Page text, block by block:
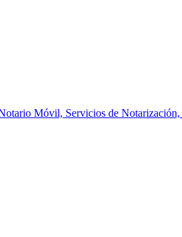
Móvil, Servicios de Notarización,